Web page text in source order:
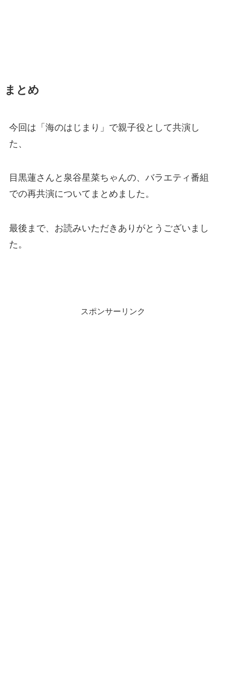
まとめ
今回は「海のはじまり」で親子役として共演し
た、
目黒蓮さんと泉谷星菜ちゃんの、バラエティ番組
での再共演についてまとめました。
最後まで、お読みいただきありがとうございまし
た。
スポンサーリンク